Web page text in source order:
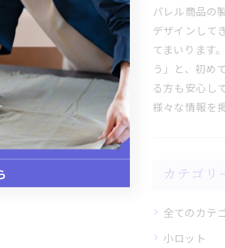
パレル商品の
デザインして
てまいります
う」と、初め
る方も安心し
様々な情報を
カテゴリ
全てのカテ
小ロット